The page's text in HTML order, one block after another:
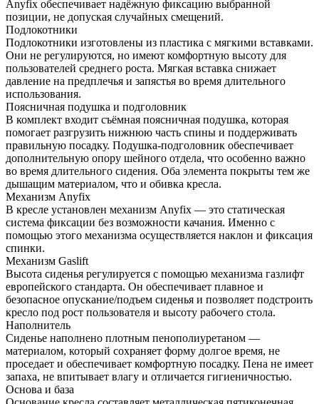
Anyfix обеспечивает надёжную фиксацию выбранной
позиции, не допуская случайных смещений.
Подлокотники
Подлокотники изготовлены из пластика с мягкими вставками.
Они не регулируются, но имеют комфортную высоту для
пользователей среднего роста. Мягкая вставка снижает
давление на предплечья и запястья во время длительного
использования.
Поясничная подушка и подголовник
В комплект входит съёмная поясничная подушка, которая
помогает разгрузить нижнюю часть спины и поддерживать
правильную посадку. Подушка-подголовник обеспечивает
дополнительную опору шейного отдела, что особенно важно
во время длительного сидения. Оба элемента покрыты тем же
дышащим материалом, что и обивка кресла.
Механизм Anyfix
В кресле установлен механизм Anyfix — это статическая
система фиксации без возможности качания. Именно с
помощью этого механизма осуществляется наклон и фиксация
спинки.
Механизм Gaslift
Высота сиденья регулируется с помощью механизма газлифт
европейского стандарта. Он обеспечивает плавное и
безопасное опускание/подъем сиденья и позволяет подстроить
кресло под рост пользователя и высоту рабочего стола.
Наполнитель
Сиденье наполнено плотным пенополиуретаном —
материалом, который сохраняет форму долгое время, не
проседает и обеспечивает комфортную посадку. Пена не имеет
запаха, не впитывает влагу и отличается гигиеничностью.
Основа и база